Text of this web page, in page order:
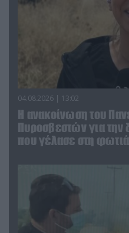
04.08.2026 | 13:02
Η ανακοίνωση του
Πυροσβεστών για την
που γέλασε στη φωτιά